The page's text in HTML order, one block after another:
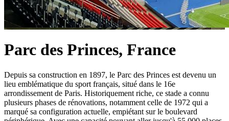
Parc des Princes, France
Depuis sa construction en 1897, le Parc des Princes est devenu un
lieu emblématique du sport français, situé dans le 16e
arrondissement de Paris. Historiquement riche, ce stade a connu
plusieurs phases de rénovations, notamment celle de 1972 qui a
marqué sa configuration actuelle, empiétant sur le boulevard